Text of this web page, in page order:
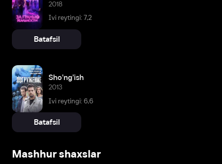
2018
Ivi reytingi: 7,2
Batafsil
Sho'ng'ish
2013
Ivi reytingi: 6,6
Batafsil
Mashhur shaxslar